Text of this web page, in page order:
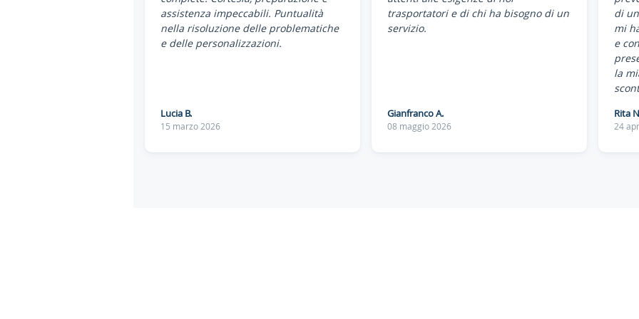
assistenza impeccabili. Puntualità
nella risoluzione delle problematiche
e delle personalizzazioni.
Lucia B.
15 marzo 2026
trasportatori e di chi ha bisogno di un
servizio.
Gianfranco A.
08 maggio 2026
di
mi
e
la
Rita
24